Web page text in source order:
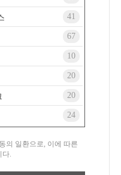
41
67
10
20
20
24
의 일환으로, 이에 따른
다.